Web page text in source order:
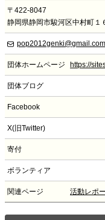
〒422-8047
静岡県静岡市駿河区中村町１
pop2012genki@gmail.com
団体ホームページ https://
団体ブログ
Facebook
X(旧Twitter)
寄付
ボランティア
関連ページ 活動レポ